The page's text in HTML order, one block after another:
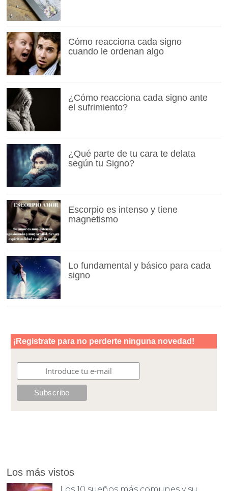
Cómo reacciona cada signo
cuando le ordenan algo
¿Cómo reacciona cada signo ante
el sufrimiento?
¿Qué parte de tu cara te delata
según tu Signo?
Escorpio es intenso y tiene
magnetismo
Lo fundamental y básico para cada
signo
Los más vistos